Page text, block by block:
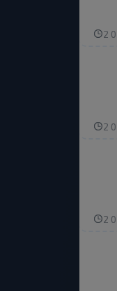
2 0
2 0
2 0